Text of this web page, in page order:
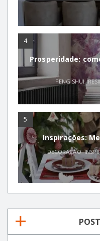
4
Prosperidade:
FENG SHUI,
5
Inspirações:
DECORAÇÃO,